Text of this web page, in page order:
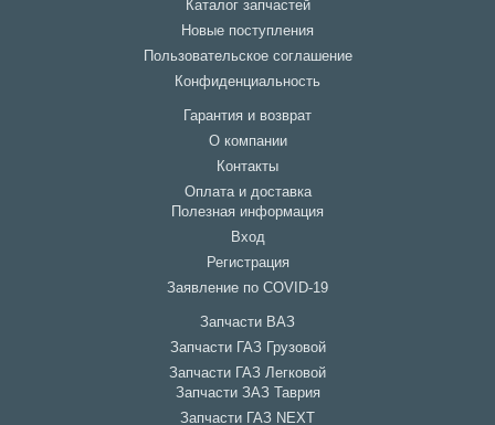
Каталог запчастей
Новые поступления
Пользовательское соглашение
Конфиденциальность
Гарантия и возврат
О компании
Контакты
Оплата и доставка
Полезная информация
Вход
Регистрация
Заявление по COVID-19
Запчасти ВАЗ
Запчасти ГАЗ Грузовой
Запчасти ГАЗ Легковой
Запчасти ЗАЗ Таврия
Запчасти ГАЗ NEXT